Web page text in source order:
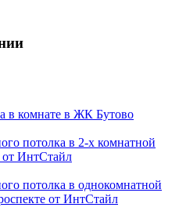
в комнате в ЖК Бутово
потолка в 2-х комнатной
от ИнтСтайл
потолка в однокомнатной
от ИнтСтайл